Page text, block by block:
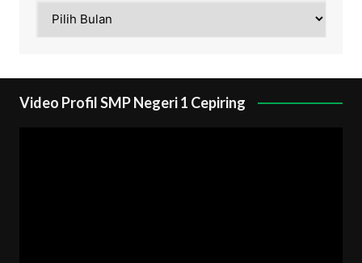
Video Profil SMP Negeri 1 Cepiring